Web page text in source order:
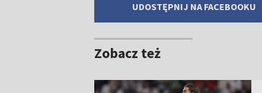
UDOSTĘPNIJ NA FACEBOOKU
Zobacz też